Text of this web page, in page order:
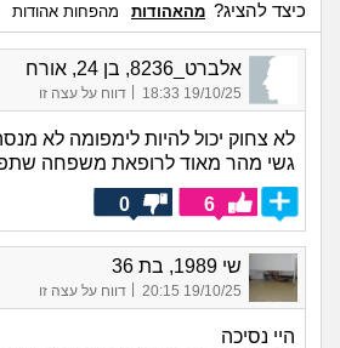
כיצד להציג? מהאהודות מהפחות אהודות
אלברט_8236, בן 24, אורח
19/10/25 18:33 דווח על עצה זו
לא צחוק יכול להיות לימפומה לא
גשי מהר מאוד לרופאת משפחה
6
0
שי 1989, בת 36
19/10/25 20:15
| דווח על עצה זו
היי נסיכה